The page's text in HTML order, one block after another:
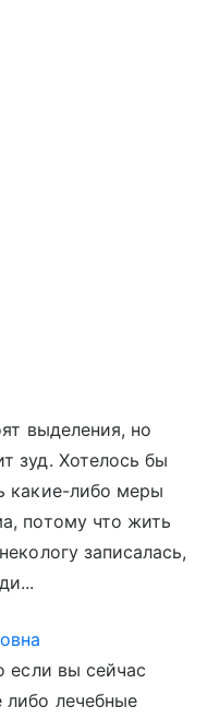
выделения, но
зуд. Хотелось бы
какие-либо меры
потому что жить
записалась,
если вы сейчас
либо лечебные